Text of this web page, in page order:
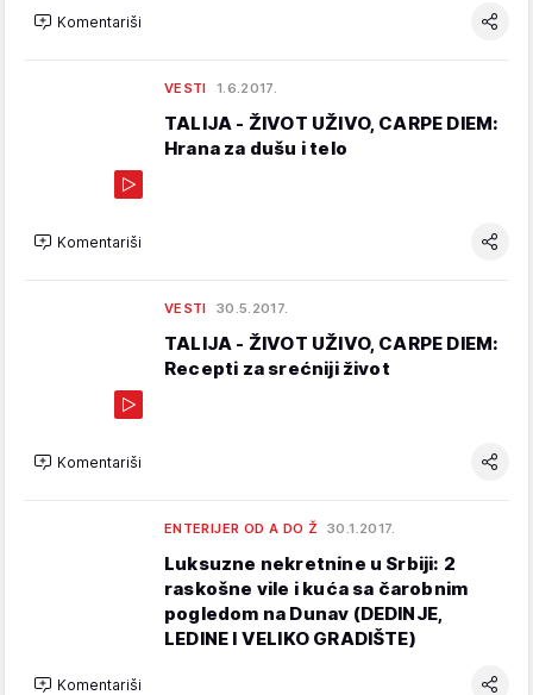
Komentariši
VESTI 1.6.2017.
TALIJA - ŽIVOT UŽIVO, CARPE DIEM:
Hrana za dušu i telo
Komentariši
VESTI 30.5.2017.
TALIJA - ŽIVOT UŽIVO, CARPE DIEM:
Recepti za srećniji život
Komentariši
ENTERIJER OD A DO Ž 30.1.2017.
Luksuzne nekretnine u Srbiji: 2
raskošne vile i kuća sa čarobnim
pogledom na Dunav (DEDINJE,
LEDINE I VELIKO GRADIŠTE)
Komentariši